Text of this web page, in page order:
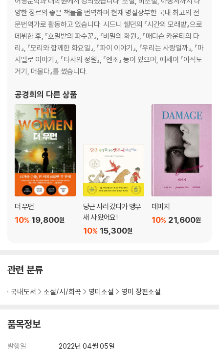
양한 장르의 좋은 책들을 번역하며 현재 명실상부한 국내 최고의 전
문번역가로 활동하고 있습니다. 시드니 쉘던의 『시간의 모래밭』으로
데뷔한 후, 『호밀밭의 파수꾼』, 『비밀의 화원』, 『매디슨 카운티의 다
리』, 『모리와 함께한 화요일』, 『파이 이야기』, 『우리는 사랑일까』, 『마
시멜로 이야기』, 『타샤의 정원』, 『엔조』 등이 있으며, 에세이 『아직도
거기, 머물다』를 썼습니다.
공경희의 다른 상품
더 우먼
19,800원
10%
당근 사러 갔다가 앵무
새 사 왔어요!
15,300원
10%
데미지
21,600원
10%
관련 분류
국내도서 소설/시/희곡 영미소설 영미 장편소설
품목정보
발행일
2022년 04월 05일